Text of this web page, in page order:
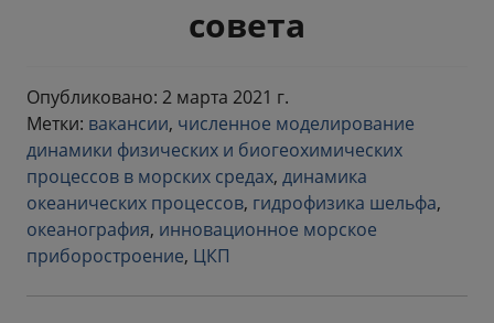
совета
Опубликовано: 2 марта 2021 г.
Метки: вакансии, численное моделирование
динамики физических и биогеохимических
процессов в морских средах, динамика
океанических процессов, гидрофизика шельфа,
океанография, инновационное морское
приборостроение, ЦКП